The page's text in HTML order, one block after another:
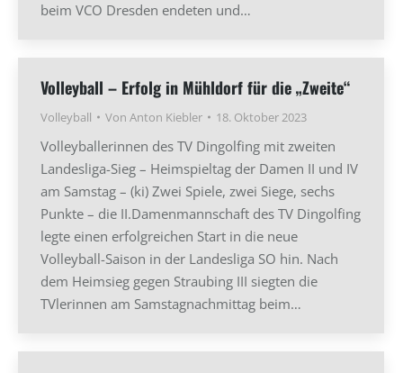
beim VCO Dresden endeten und…
Volleyball – Erfolg in Mühldorf für die „Zweite“
Volleyball Von Anton Kiebler 18. Oktober 2023
Volleyballerinnen des TV Dingolfing mit zweiten
Landesliga-Sieg – Heimspieltag der Damen II und IV
am Samstag – (ki) Zwei Spiele, zwei Siege, sechs
Punkte – die II.Damenmannschaft des TV Dingolfing
legte einen erfolgreichen Start in die neue
Volleyball-Saison in der Landesliga SO hin. Nach
dem Heimsieg gegen Straubing III siegten die
TVlerinnen am Samstagnachmittag beim…